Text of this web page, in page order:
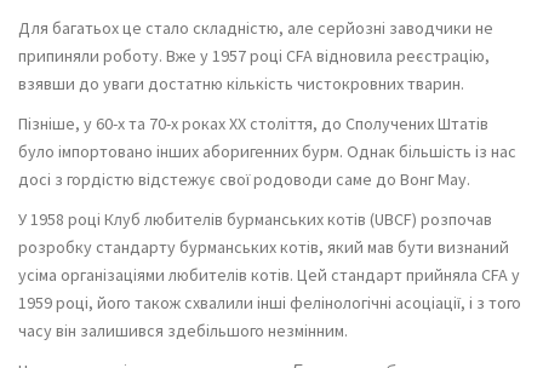
Для багатьох це стало складністю, але серйозні заводчики не
припиняли роботу. Вже у 1957 році CFA відновила реєстрацію,
взявши до уваги достатню кількість чистокровних тварин.
Пізніше, у 60-х та 70-х роках XX століття, до Сполучених Штатів
було імпортовано інших аборигенних бурм. Однак більшість із нас
досі з гордістю відстежує свої родоводи саме до Вонг Мау.
У 1958 році Клуб любителів бурманських котів (UBCF) розпочав
розробку стандарту бурманських котів, який мав бути визнаний
усіма організаціями любителів котів. Цей стандарт прийняла CFA у
1959 році, його також схвалили інші фелінологічні асоціації, і з того
часу він залишився здебільшого незмінним.